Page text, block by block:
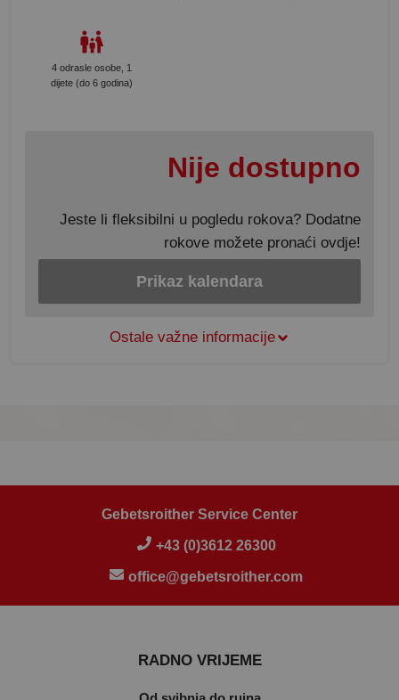
4 odrasle osobe, 1
dijete (do 6 godina)
Nije dostupno
Jeste li fleksibilni u pogledu rokova? Dodatne
rokove možete pronaći ovdje!
Prikaz kalendara
Ostale važne informacije
Gebetsroither Service Center
+43 (0)3612 26300
office@gebetsroither.com
RADNO VRIJEME